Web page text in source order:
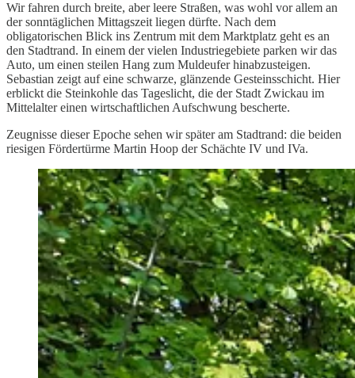
Wir fahren durch breite, aber leere Straßen, was wohl vor allem an
der sonntäglichen Mittagszeit liegen dürfte. Nach dem
obligatorischen Blick ins Zentrum mit dem Marktplatz geht es an
den Stadtrand. In einem der vielen Industriegebiete parken wir das
Auto, um einen steilen Hang zum Muldeufer hinabzusteigen.
Sebastian zeigt auf eine schwarze, glänzende Gesteinsschicht. Hier
erblickt die Steinkohle das Tageslicht, die der Stadt Zwickau im
Mittelalter einen wirtschaftlichen Aufschwung bescherte.
Zeugnisse dieser Epoche sehen wir später am Stadtrand: die beiden
riesigen Fördertürme Martin Hoop der Schächte IV und IVa.